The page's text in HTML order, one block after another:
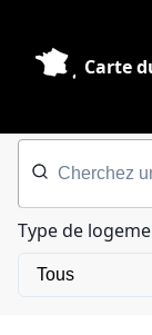
Carte
Type de